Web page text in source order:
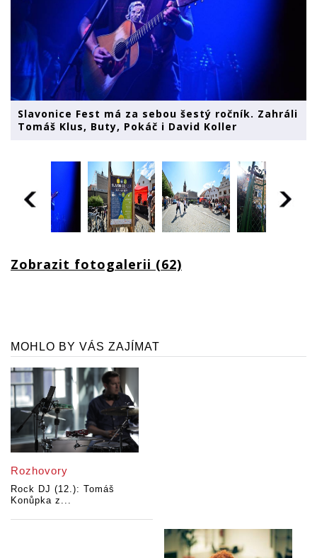
Slavonice Fest má za sebou šestý ročník. Zahráli
Tomáš Klus, Buty, Pokáč i David Koller
Zobrazit fotogalerii (62)
MOHLO BY VÁS ZAJÍMAT
Rozhovory
Rock DJ (12.): Tomáš
Konůpka z...